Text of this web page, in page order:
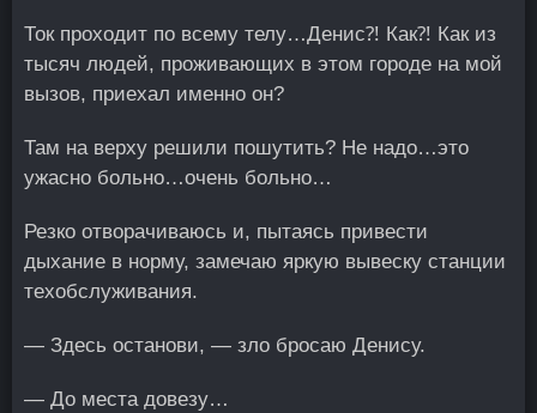
Ток проходит по всему телу…Денис⁈ Как⁈ Как из
тысяч людей, проживающих в этом городе на мой
вызов, приехал именно он?
Там на верху решили пошутить? Не надо…это
ужасно больно…очень больно…
Резко отворачиваюсь и, пытаясь привести
дыхание в норму, замечаю яркую вывеску станции
техобслуживания.
— Здесь останови, — зло бросаю Денису.
— До места довезу…